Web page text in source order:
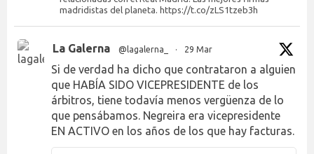
madridistas del planeta. https://t.co/zLS1tzeb3h
La Galerna @lagalerna_ · 29 Mar
Si de verdad ha dicho que contrataron a alguien
que HABÍA SIDO VICEPRESIDENTE de los
árbitros, tiene todavía menos vergüenza de lo
que pensábamos. Negreira era vicepresidente
EN ACTIVO en los años de los que hay facturas.